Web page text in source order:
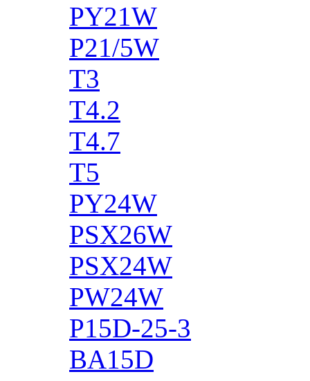
PY21W
P21/5W
T3
T4.2
T4.7
T5
PY24W
PSX26W
PSX24W
PW24W
P15D-25-3
BA15D